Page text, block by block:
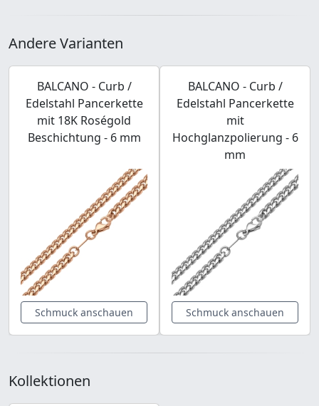
Andere Varianten
BALCANO - Curb /
Edelstahl Pancerkette
mit 18K Roségold
Beschichtung - 6 mm
Schmuck anschauen
BALCANO - Curb /
Edelstahl Pancerkette
mit
Hochglanzpolierung - 6
mm
Schmuck anschauen
Kollektionen